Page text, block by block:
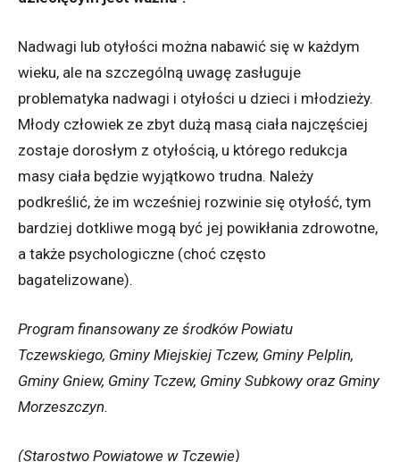
Nadwagi lub otyłości można nabawić się w każdym
wieku, ale na szczególną uwagę zasługuje
problematyka nadwagi i otyłości u dzieci i młodzieży.
Młody człowiek ze zbyt dużą masą ciała najczęściej
zostaje dorosłym z otyłością, u którego redukcja
masy ciała będzie wyjątkowo trudna. Należy
podkreślić, że im wcześniej rozwinie się otyłość, tym
bardziej dotkliwe mogą być jej powikłania zdrowotne,
a także psychologiczne (choć często
bagatelizowane).
Program finansowany ze środków Powiatu
Tczewskiego, Gminy Miejskiej Tczew, Gminy Pelplin,
Gminy Gniew, Gminy Tczew, Gminy Subkowy oraz Gminy
Morzeszczyn.
(Starostwo Powiatowe w Tczewie)